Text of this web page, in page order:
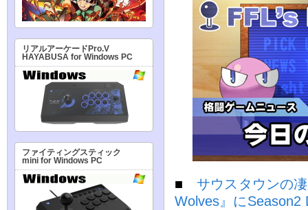
■ サウスタウンの
Wolves』にSeason2
リアルアーケードPro.V
HAYABUSA for Windows PC
ファイティングスティック
mini for Windows PC